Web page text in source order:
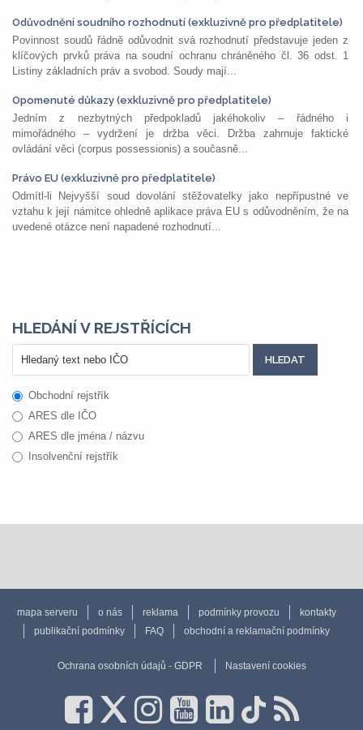
Odůvodnění soudního rozhodnutí (exkluzivně pro předplatitele)
Povinnost soudů řádně odůvodnit svá rozhodnutí představuje jeden z
klíčových prvků práva na soudní ochranu chráněného čl. 36 odst. 1
Listiny základních práv a svobod. Soudy mají...
Opomenuté důkazy (exkluzivně pro předplatitele)
Jedním z nezbytných předpokladů jakéhokoliv – řádného i
mimořádného – vydržení je držba věci. Držba zahrnuje faktické
ovládání věci (corpus possessionis) a současně...
Právo EU (exkluzivně pro předplatitele)
Odmítl-li Nejvyšší soud dovolání stěžovatelky jako nepřípustné ve
vztahu k její námitce ohledně aplikace práva EU s odůvodněním, že na
uvedené otázce není napadené rozhodnutí...
HLEDÁNÍ V REJSTŘÍCÍCH
Obchodní rejstřík
ARES dle IČO
ARES dle jména / názvu
Insolvenční rejstřík
mapa serveru o nás reklama podmínky provozu
kontakty
publikační podmínky
FAQ obchodní a reklamační podmínky
Ochrana osobních údajů - GDPR Nastavení cookies